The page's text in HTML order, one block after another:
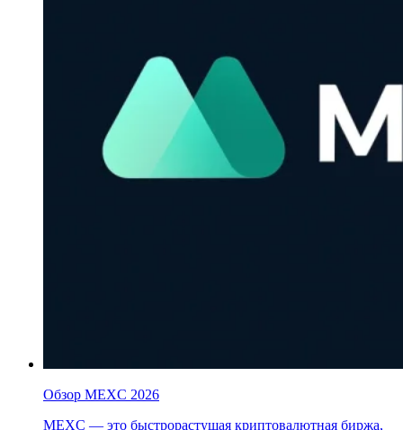
Обзор MEXC 2026
MEXC — это быстрорастущая криптовалютная биржа,